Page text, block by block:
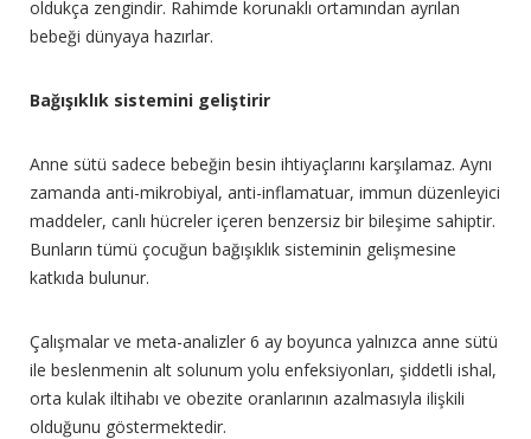
oldukça zengindir. Rahimde korunaklı ortamından ayrılan
bebeği dünyaya hazırlar.
Bağışıklık sistemini geliştirir
Anne sütü sadece bebeğin besin ihtiyaçlarını karşılamaz. Aynı
zamanda anti-mikrobiyal, anti-inflamatuar, immun düzenleyici
maddeler, canlı hücreler içeren benzersiz bir bileşime sahiptir.
Bunların tümü çocuğun bağışıklık sisteminin gelişmesine
katkıda bulunur.
Çalışmalar ve meta-analizler 6 ay boyunca yalnızca anne sütü
ile beslenmenin alt solunum yolu enfeksiyonları, şiddetli ishal,
orta kulak iltihabı ve obezite oranlarının azalmasıyla ilişkili
olduğunu göstermektedir.